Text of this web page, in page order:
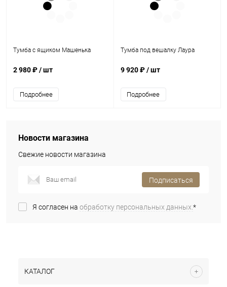
Тумба с ящиком Машенька
2 980 ₽/ шт
Подробнее
Тумба под вешалку Лаура
9 920 ₽/ шт
Подробнее
Новости магазина
Свежие новости магазина
Подписаться
Я согласен на обработку персональных данных.*
КАТАЛОГ